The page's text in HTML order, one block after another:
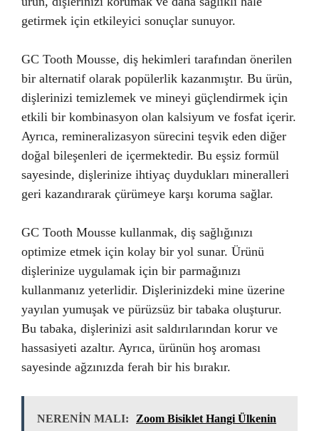
getirmek için etkileyici sonuçlar sunuyor.
GC Tooth Mousse, diş hekimleri tarafından önerilen
bir alternatif olarak popülerlik kazanmıştır. Bu ürün,
dişlerinizi temizlemek ve mineyi güçlendirmek için
etkili bir kombinasyon olan kalsiyum ve fosfat içerir.
Ayrıca, remineralizasyon sürecini teşvik eden diğer
doğal bileşenleri de içermektedir. Bu eşsiz formül
sayesinde, dişlerinize ihtiyaç duydukları mineralleri
geri kazandırarak çürümeye karşı koruma sağlar.
GC Tooth Mousse kullanmak, diş sağlığınızı
optimize etmek için kolay bir yol sunar. Ürünü
dişlerinize uygulamak için bir parmağınızı
kullanmanız yeterlidir. Dişlerinizdeki mine üzerine
yayılan yumuşak ve pürüzsüz bir tabaka oluşturur.
Bu tabaka, dişlerinizi asit saldırılarından korur ve
hassasiyeti azaltır. Ayrıca, ürünün hoş aroması
sayesinde ağzınızda ferah bir his bırakır.
NERENİN MALI:
Zoom Bisiklet Hangi Ülkenin